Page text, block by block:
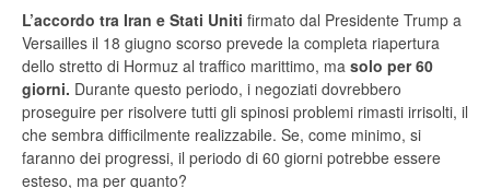
L’accordo tra Iran e Stati Uniti firmato dal Presidente Trump a
Versailles il 18 giugno scorso prevede la completa riapertura
dello stretto di Hormuz al traffico marittimo, ma solo per 60
giorni. Durante questo periodo, i negoziati dovrebbero
proseguire per risolvere tutti gli spinosi problemi rimasti irrisolti, il
che sembra difficilmente realizzabile. Se, come minimo, si
faranno dei progressi, il periodo di 60 giorni potrebbe essere
esteso, ma per quanto?